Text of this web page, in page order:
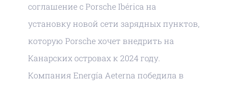
соглашение с Porsche Ibérica на
установку новой сети зарядных пунктов,
которую Porsche хочет внедрить на
Канарских островах к 2024 году.
Компания Energía Aeterna победила в